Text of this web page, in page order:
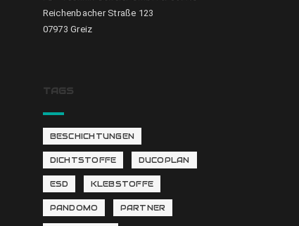
Reichenbacher Straße 123
07973 Greiz
TAGS
BESCHICHTUNGEN
DICHTSTOFFE DUCOPLAN
ESD KLEBSTOFFE
PANDOMO PARTNER